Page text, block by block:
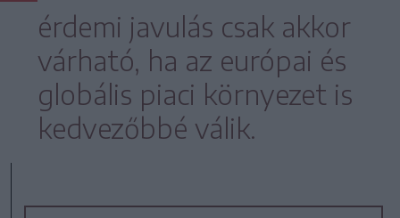
érdemi javulás csak akkor
várható, ha az európai és
globális piaci környezet is
kedvezőbbé válik.